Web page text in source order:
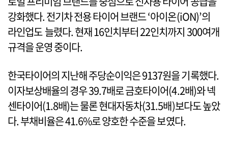
강화했다. 전기차 전용 타이어 브랜드 ‘아이온(iON)’의
라인업도 늘렸다. 현재 16인치부터 22인치까지 300여개
규격을 운영 중이다.
한국타이어의 지난해 주당순이익은 9137원을 기록했다.
이자보상배율의 경우 39.7배로 금호타이어(4.2배)와 넥
센타이어(1.8배)는 물론 현대자동차(31.5배)보다도 높았
다. 부채비율은 41.6%로 양호한 수준을 보였다.